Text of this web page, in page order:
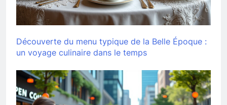
Découverte du menu typique de la Belle Époque :
un voyage culinaire dans le temps